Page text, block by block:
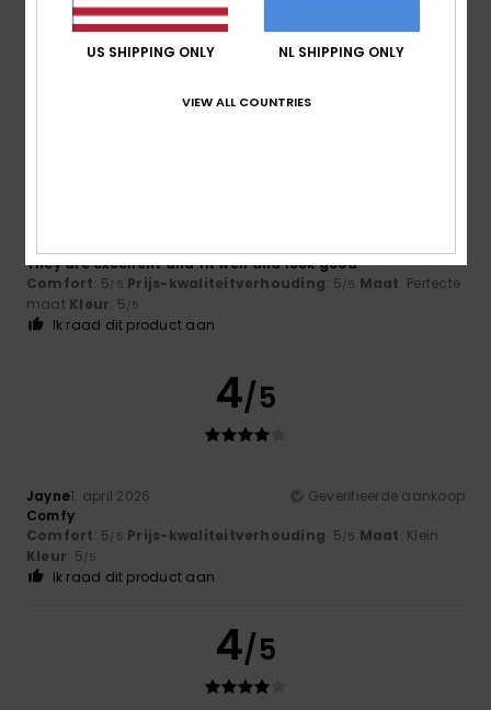
They are excellent and fit well and look good
Comfort: 5/5 Prijs-kwaliteitverhouding: 5/5 Maat: Perfecte
maat Kleur: 5/5
Ik raad dit product aan
4/5
Jayne1. april 2026
Geverifieerde aankoop
Comfy
Comfort: 5/5 Prijs-kwaliteitverhouding: 5/5 Maat: Klein
Kleur: 5/5
Ik raad dit product aan
4/5
US SHIPPING ONLY NL SHIPPING ONLY
VIEW ALL COUNTRIES